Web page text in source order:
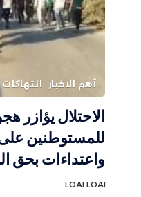
أهم الاخبار
الاحتلال يؤازر
للمستوطنين
واعتداءات بحق
LOAI LOAI